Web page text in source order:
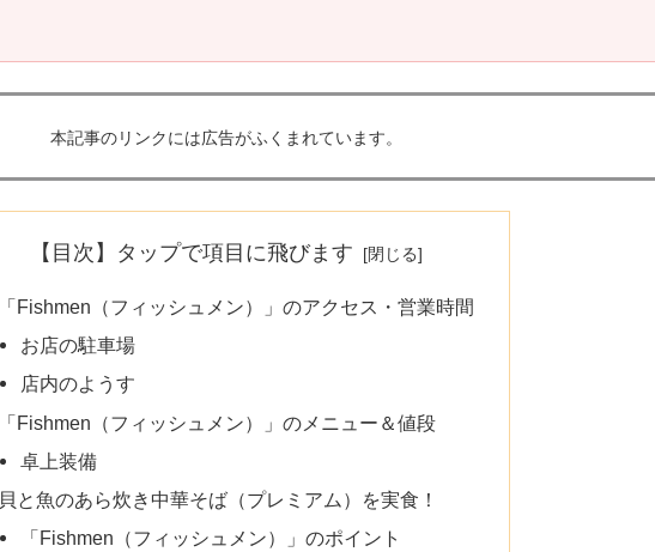
本記事のリンクには広告がふくまれています。
【目次】タップで項目に飛びます
「Fishmen（フィッシュメン）」のアクセス・営業時間
お店の駐車場
店内のようす
「Fishmen（フィッシュメン）」のメニュー＆値段
卓上装備
貝と魚のあら炊き中華そば（プレミアム）を実食！
「Fishmen（フィッシュメン）」のポイント